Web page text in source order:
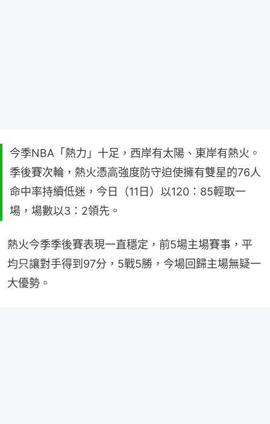
今季NBA「熱力」十足，西岸有太陽、東岸有熱火。
季後賽次輪，熱火憑高強度防守迫使擁有雙星的76人
命中率持續低迷，今日（11日）以120：85輕取一
場，場數以3：2領先。
熱火今季季後賽表現一直穩定，前5場主場賽事，平
均只讓對手得到97分，5戰5勝，今場回歸主場無疑一
大優勢。